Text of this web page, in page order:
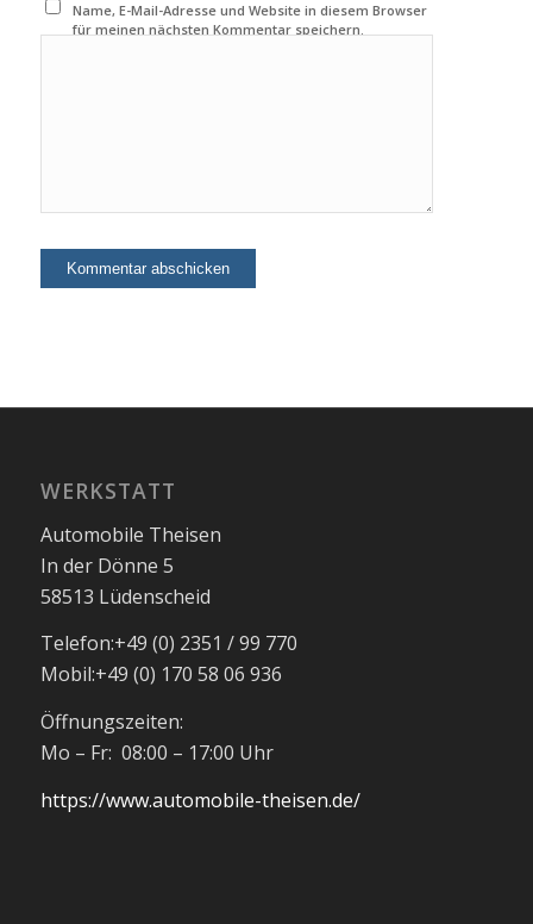
Name, E-Mail-Adresse und Website in diesem Browser
für meinen nächsten Kommentar speichern.
WERKSTATT
Automobile Theisen
In der Dönne 5
58513 Lüdenscheid
Telefon:+49 (0) 2351 / 99 770
Mobil:+49 (0) 170 58 06 936
Öffnungszeiten:
Mo – Fr: 08:00 – 17:00 Uhr
https://www.automobile-theisen.de/